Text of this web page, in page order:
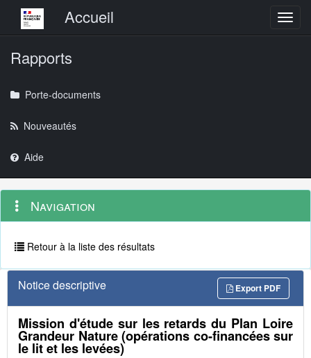
Menu principalAccueil
Rapports
Porte-documents
Nouveautés
Aide
Navigation
outils
Menu
contextuel
Navigation
Retour à la liste des résultats
Notice descriptive Export PDF
Mission d'étude sur les retards du Plan Loire
Grandeur Nature (opérations co-financées sur
le lit et les levées)